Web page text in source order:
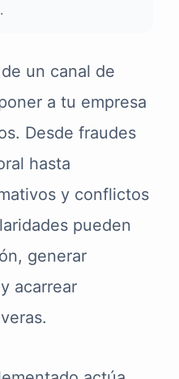
un canal de
a tu empresa
Desde fraudes
hasta
y conflictos
pueden
generar
acarrear